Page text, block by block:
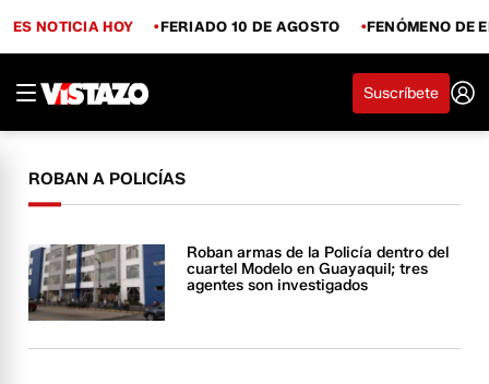
ES NOTICIA HOY FERIADO 10 DE AGOSTO FENÓMENO DE
Suscríbete
ROBAN A POLICÍAS
Roban armas de la Policía dentro del
cuartel Modelo en Guayaquil; tres
agentes son investigados